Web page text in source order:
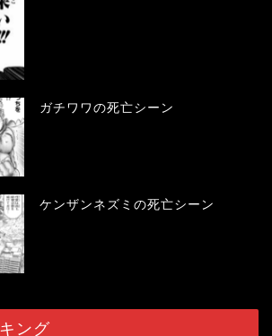
ガチワワの死亡シーン
ケンザンネズミの死亡シーン
ング